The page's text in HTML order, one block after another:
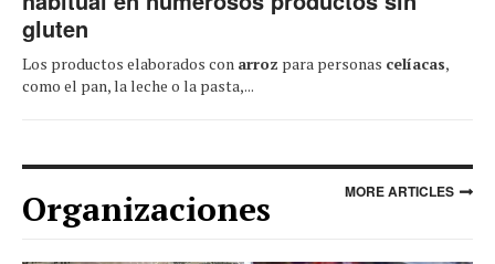
gluten
Los productos elaborados con arroz para personas celíacas,
como el pan, la leche o la pasta,...
Organizaciones MORE ARTICLES